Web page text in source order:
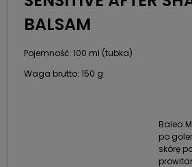
BALSAM
Pojemność: 100 ml (tubka)
Waga brutto: 150 g
Balea
po
skórę